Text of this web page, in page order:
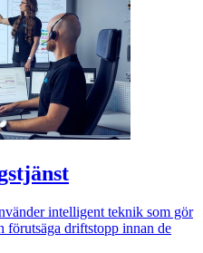
intelligent teknik som gör
förutsäga driftstopp innan de